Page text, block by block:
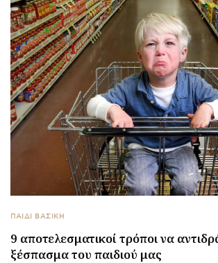
ΠΑΙΔΙ ΒΑΣΙΚΉ
9 αποτελεσματικοί τρόποι να
ξέσπασμα του παιδιού μας